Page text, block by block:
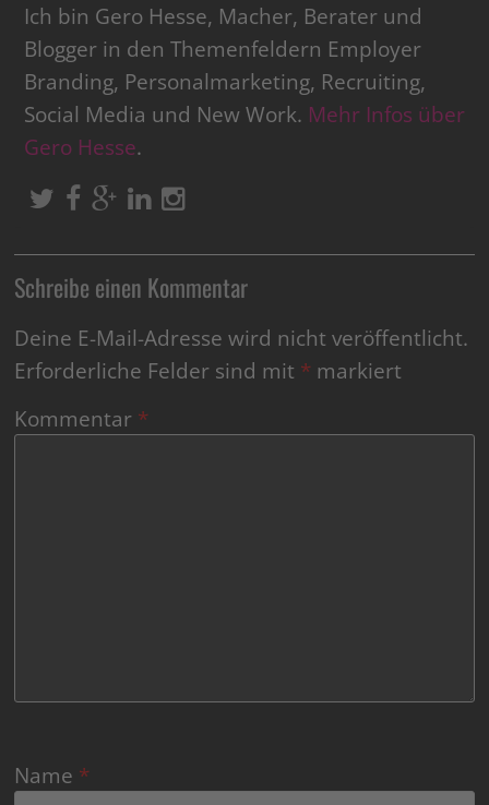
Ich bin Gero Hesse, Macher, Berater und
Blogger in den Themenfeldern Employer
Branding, Personalmarketing, Recruiting,
Social Media und New Work. Mehr Infos über
Gero Hesse.
Schreibe einen Kommentar
Deine E-Mail-Adresse wird nicht veröffentlicht.
Erforderliche Felder sind mit * markiert
Kommentar *
Name *